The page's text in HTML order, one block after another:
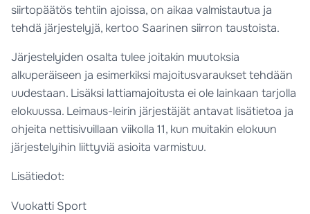
siirtopäätös tehtiin ajoissa, on aikaa valmistautua ja
tehdä järjestelyjä, kertoo Saarinen siirron taustoista.
Järjestelyiden osalta tulee joitakin muutoksia
alkuperäiseen ja esimerkiksi majoitusvaraukset tehdään
uudestaan. Lisäksi lattiamajoitusta ei ole lainkaan tarjolla
elokuussa. Leimaus-leirin järjestäjät antavat lisätietoa ja
ohjeita nettisivuillaan viikolla 11, kun muitakin elokuun
järjestelyihin liittyviä asioita varmistuu.
Lisätiedot:
Vuokatti Sport